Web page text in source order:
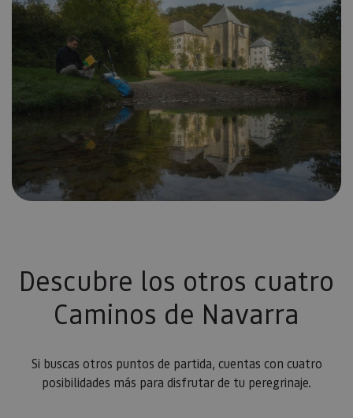
Descubre los otros cuatro
Caminos de Navarra
Si buscas otros puntos de partida, cuentas con cuatro
posibilidades más para disfrutar de tu peregrinaje.